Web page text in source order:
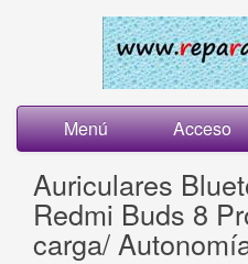
Menú Acceso
Auriculares
Redmi Buds 8
carga/